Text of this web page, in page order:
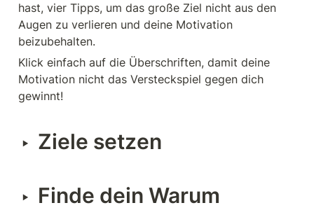
hast, vier Tipps, um das große Ziel nicht aus den
Augen zu verlieren und deine Motivation
beizubehalten.
Klick einfach auf die Überschriften, damit deine
Motivation nicht das Versteckspiel gegen dich
gewinnt!
‣ Ziele setzen
‣ Finde dein Warum